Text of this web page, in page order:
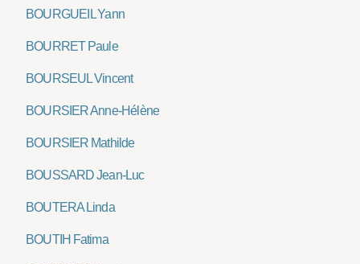
BOURGUEIL Yann
BOURRET Paule
BOURSEUL Vincent
BOURSIER Anne-Hélène
BOURSIER Mathilde
BOUSSARD Jean-Luc
BOUTERA Linda
BOUTIH Fatima